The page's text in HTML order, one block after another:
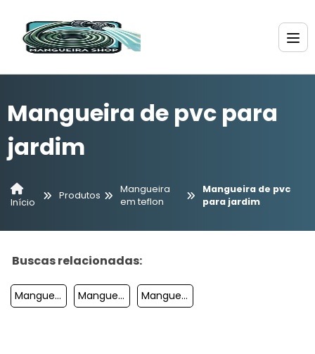
Mangueira de pvc para
jardim
Início
Produtos
Mangueira
em teflon
Mangueira de pvc
para jardim
Buscas relacionadas:
Mangueira De Borracha Nitrílica Mangueira Preta 1 Polegada 3mm Mangueira De Polietileno Preta